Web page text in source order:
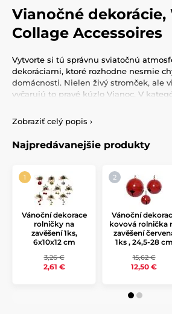
Vianočné
Collage Accessoires
Vytvorte si tú správnu sviatočnú
dekoráciami, ktoré rozhodne nesmie
domácnosti. Nielen živý stromček, ale
vyčarujú to pravé kúzlo Vianoc. V
dekorácie, ktoré zútulnia váš domov.
Zobraziť celý popis ›
Najpredávanejšie produkty
Vánoční dekorace
rolničky na
zavěšení 1ks,
6x10x12 cm
3,26 €
2,61 €
Vánoční
kovová rolnička
zavěšení
1ks , 24,5-28 cm
15,62 €
12,50 €